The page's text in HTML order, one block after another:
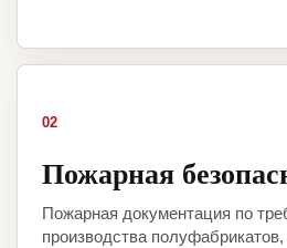
02
Пожарная
Пожарная документация по
производства